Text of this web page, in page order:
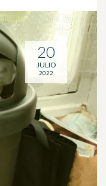
20
JULIO
2022